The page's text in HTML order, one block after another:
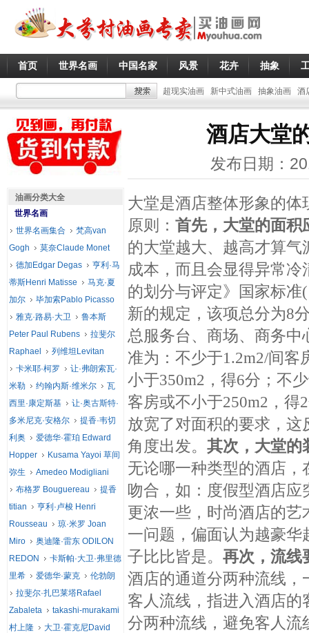
首页 世界名画 中国名家 风景 花卉 抽象
超现实油画 新中式油画 抽象油画 酒
酒店大堂
发布日期：
大堂是酒店整体形象的
原则： 首先，大堂的面积
的大堂越大、越高才算
成本，而且会显得异常
的划分与评定》国家标准
新的规定，该项总分为8
总服务台、商场、商务
准为：不少于1.2m2/间客
小于350m2，得6分；不
客房或不小于250m2，得
放宽了对面积的要求，
角度出发。 其次，大堂的
无论哪一种类型的酒店
吻合，如：度假型酒店
更浓一些，时尚酒店的
一问题，偏面认为越豪
子比比皆是。 再次，流线
酒店的通道分两种流线
客人流线，指进入酒店
分两种流线，避免客人
油画分类大全
世界名画
世界名画集合
梵高van
Gogh
莫奈Claude Monet
德加Edgar Degas
亨利·马
蒂斯Henri Matisse
马克·夏
加尔
毕加索Pablo Picasso
雅克·路易·大卫
鲁本斯
Peter Paul Rubens
拉斐尔
Raphael
列维坦Levitan
卡米耶·柯罗
让·弗朗索瓦·
米勒
约翰内斯·维米尔
瓦
西里·康定斯基
让·奥古斯特·
多米尼克·安格尔
提香·韦切
利奥
爱德华·霍珀 Edward
Hopper
Kusama Yayoi 草间
弥生
Amedeo Modigliani
布格罗 Bouguereau
提香
titian
亨利·卢梭 Henri
Rousseau
琼·米罗 Joan
Miro
奥迪隆·雷东 ODILON
REDON
卡斯帕·大卫·弗里德
里希
爱德华·蒙克
伦勃朗
拉斐尔·扎巴莱塔Rafael
Zabaleta
takashi-murakami
村上隆
大卫·霍克尼David